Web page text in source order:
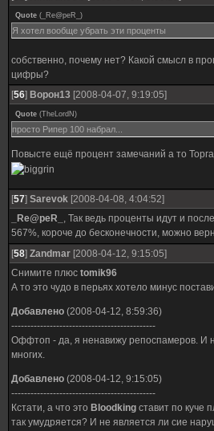
Quote ( _Re@peR_ )
Я хотел вообще убрать эти проценты
собственно, почему нет? Какой смысл в
цифры?
[56] Ворон13 [2008-04-07, 9:19:05]
Quote (TheLordN )
просто Рипер 100 набрал...
Повысте ещё процент замечаний а то
[57] Sarevok [2008-04-08, 4:04:52]
_Re@peR_ , Так ведь проценты идут и
567%, короче до бесконечности, можно
[58] Zandmar [2008-04-12, 9:15:05]
Снимите плюс tomik96
А то это чудо в перьях хотело минус
Добавлено (2008-04-12, 8:59:36)
---------------------------------------------
Оффтоп - да, я ненавижу репоспамеров. И
многих.
Добавлено (2008-04-12, 9:15:05)
---------------------------------------------
Кстати, а что это Bloodking ставит по куче
так умудряется? И не является ли сие